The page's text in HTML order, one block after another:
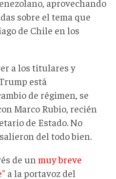
aprovechando
sobre el tema que
de Chile en los
a los titulares y
está
de régimen, se
Marco Rubio, recién
de Estado. No
del todo bien.
de un muy breve
a la portavoz del